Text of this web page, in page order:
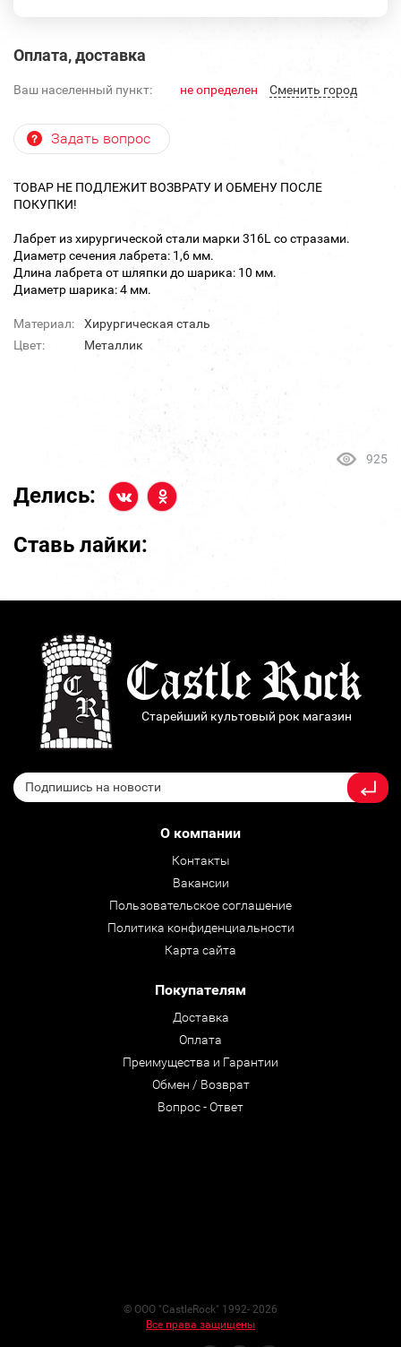
Оплата, доставка
Ваш населенный пункт: не определен Cменить город
Задать вопрос
ТОВАР НЕ ПОДЛЕЖИТ ВОЗВРАТУ И ОБМЕНУ ПОСЛЕ
ПОКУПКИ!
Лабрет из хирургической стали марки 316L со стразами.
Диаметр сечения лабрета: 1,6 мм.
Длина лабрета от шляпки до шарика: 10 мм.
Диаметр шарика: 4 мм.
Материал:
Хирургическая сталь
Цвет:
Металлик
925
Делись:
Ставь лайки:
Старейший культовый рок магазин
О компании
Контакты
Вакансии
Пользовательское соглашение
Политика конфиденциальности
Карта сайта
Покупателям
Доставка
Оплата
Преимущества и Гарантии
Обмен / Возврат
Вопрос - Ответ
© ООО "CastleRock" 1992- 2026
Все права защищены